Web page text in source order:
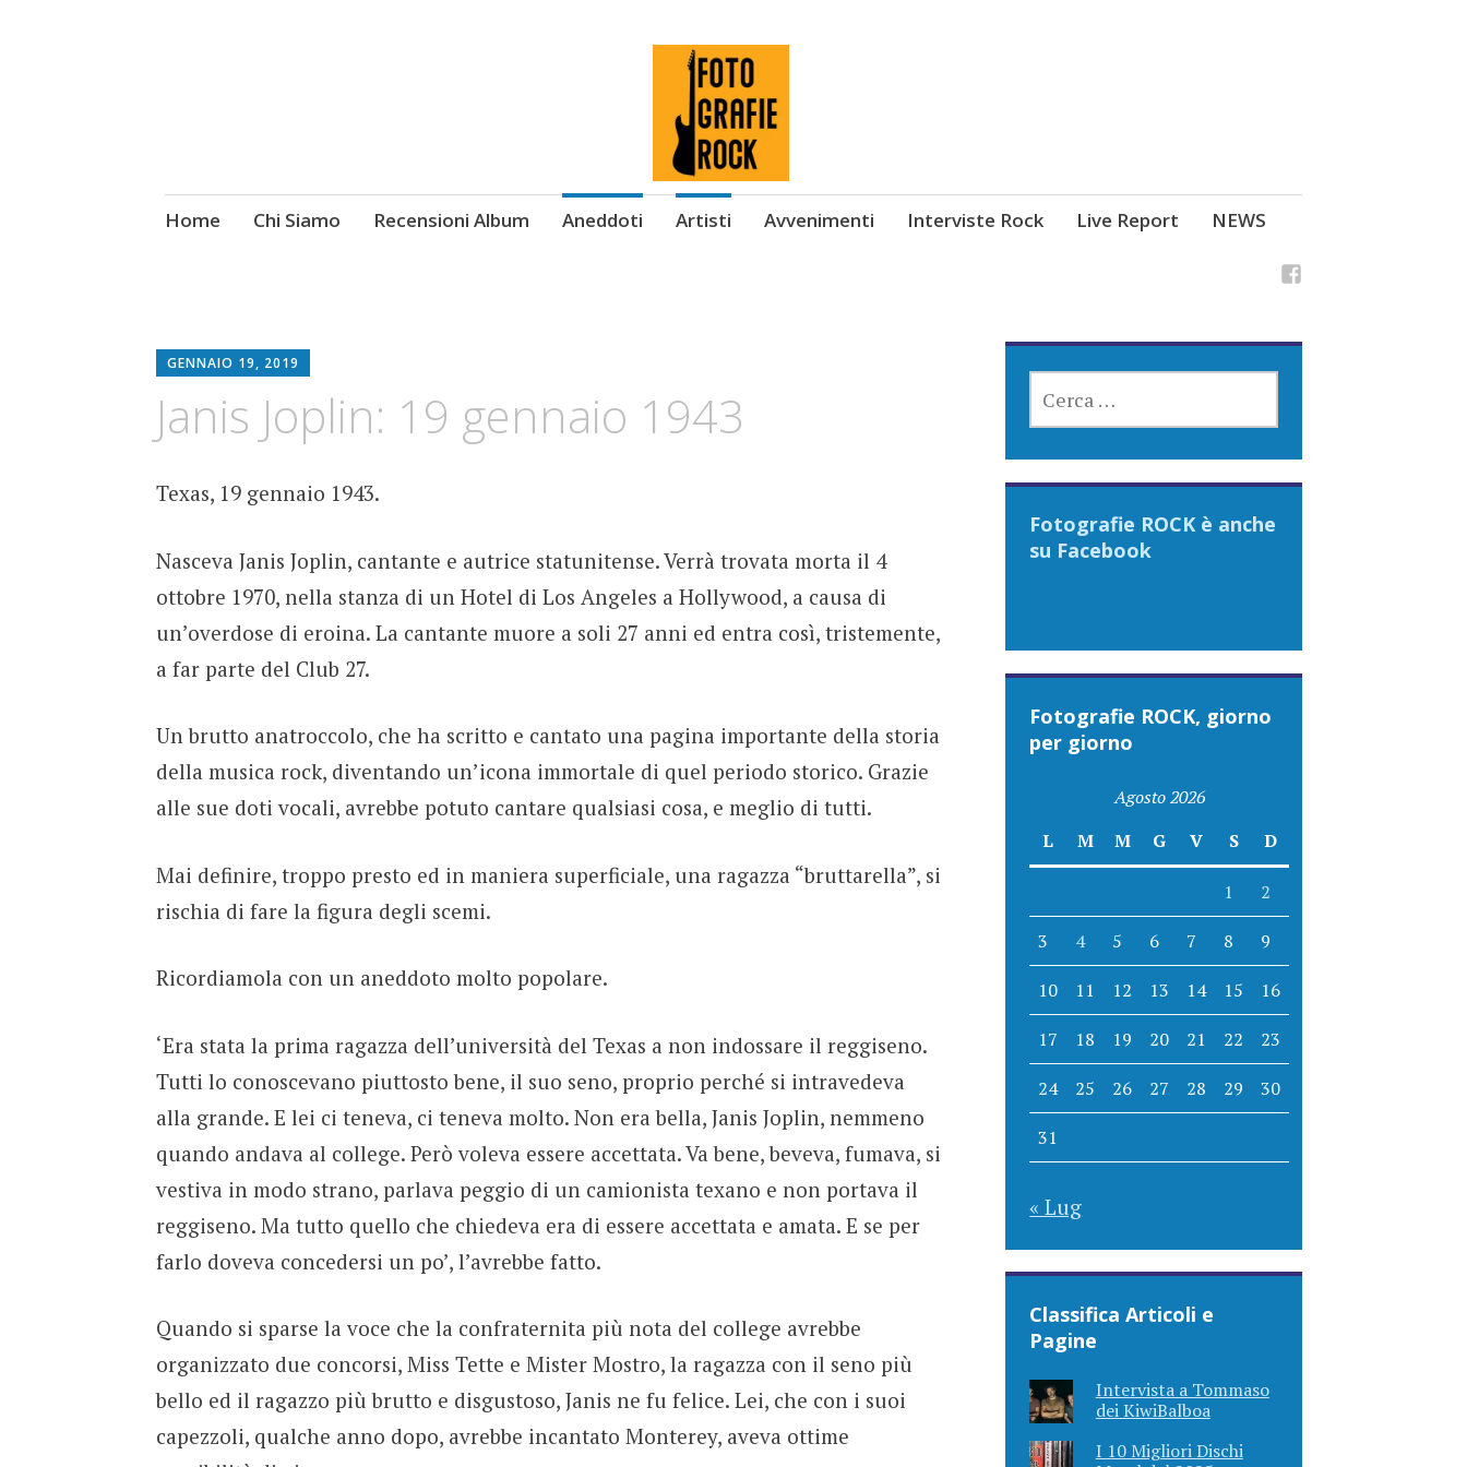
Skip
Home Chi Siamo Recensioni Album Aneddoti Artisti Avvenimenti Interviste Rock Live Report NEWS
GENNAIO 19, 2019
Janis Joplin: 19 gennaio 1943
Texas, 19 gennaio 1943.
Nasceva Janis Joplin, cantante e autrice statunitense. Verrà trovata morta il 4
ottobre 1970, nella stanza di un Hotel di Los Angeles a Hollywood, a causa di
un’overdose di eroina. La cantante muore a soli 27 anni ed entra così, tristemente,
a far parte del Club 27.
Un brutto anatroccolo, che ha scritto e cantato una pagina importante della storia
della musica rock, diventando un’icona immortale di quel periodo storico. Grazie
alle sue doti vocali, avrebbe potuto cantare qualsiasi cosa, e meglio di tutti.
Mai definire, troppo presto ed in maniera superficiale, una ragazza “bruttarella”, si
rischia di fare la figura degli scemi.
Ricordiamola con un aneddoto molto popolare.
‘Era stata la prima ragazza dell’università del Texas a non indossare il reggiseno.
Tutti lo conoscevano piuttosto bene, il suo seno, proprio perché si intravedeva
alla grande. E lei ci teneva, ci teneva molto. Non era bella, Janis Joplin, nemmeno
quando andava al college. Però voleva essere accettata. Va bene, beveva, fumava, si
vestiva in modo strano, parlava peggio di un camionista texano e non portava il
reggiseno. Ma tutto quello che chiedeva era di essere accettata e amata. E se per
farlo doveva concedersi un po’, l’avrebbe fatto.
Quando si sparse la voce che la confraternita più nota del college avrebbe
organizzato due concorsi, Miss Tette e Mister Mostro, la ragazza con il seno più
bello ed il ragazzo più brutto e disgustoso, Janis ne fu felice. Lei, che con i suoi
capezzoli, qualche anno dopo, avrebbe incantato Monterey, aveva ottime
PER:
Fotografie ROCK è anche
su Facebook
Fotografie ROCK, giorno
per giorno
Agosto 2026
L
M M G V S D
1 2
3 4 5 6 7 8 9
10 11 12 13 14 15 16
17 18 19 20 21 22 23
24 25 26 27 28 29 30
31
« Lug
Classifica Articoli e
Pagine
Intervista a Tommaso
dei KiwiBalboa
I 10 Migliori Dischi